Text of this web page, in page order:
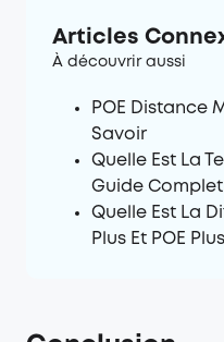
Articles
À découvrir aussi
POE Distance
Savoir
Quelle Est La
Guide
Quelle Est La
Plus Et POE